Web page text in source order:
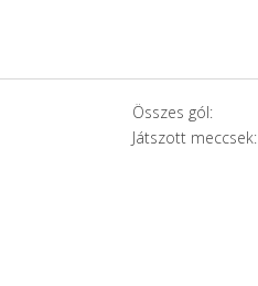
Összes gól:
Játszott meccsek: